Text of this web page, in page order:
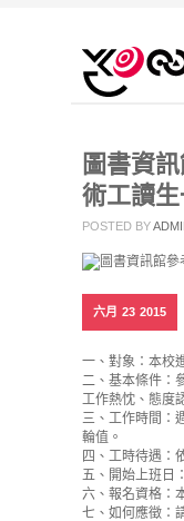
圖書資
術工讀
POSTED BY
六月 23 2015
一、對象：本校
二、基本條件：
工作熱忱、態度
三、工作時間：
輪值。
四、工時待遇：
五、開始上班日
六、報名資格：
七、如何應徵：